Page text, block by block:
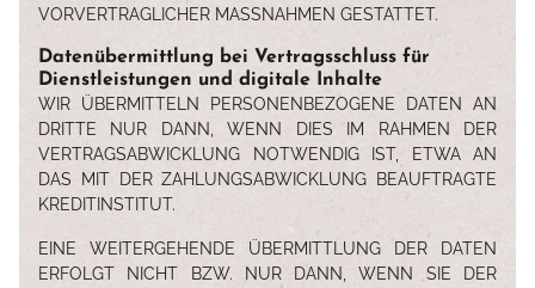
VORVERTRAGLICHER MASSNAHMEN GESTATTET.
Datenübermittlung bei Vertragsschluss für
Dienstleistungen und digitale Inhalte
WIR ÜBERMITTELN PERSONENBEZOGENE DATEN AN
DRITTE NUR DANN, WENN DIES IM RAHMEN DER
VERTRAGSABWICKLUNG NOTWENDIG IST, ETWA AN
DAS MIT DER ZAHLUNGSABWICKLUNG BEAUFTRAGTE
KREDITINSTITUT.
EINE WEITERGEHENDE ÜBERMITTLUNG DER DATEN
ERFOLGT NICHT BZW. NUR DANN, WENN SIE DER